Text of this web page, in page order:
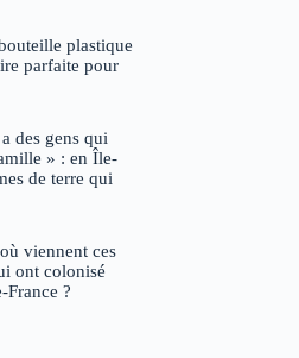
plastique
parfaite pour
des gens qui
» : en Île-
de terre qui
viennent ces
ont colonisé
France ?